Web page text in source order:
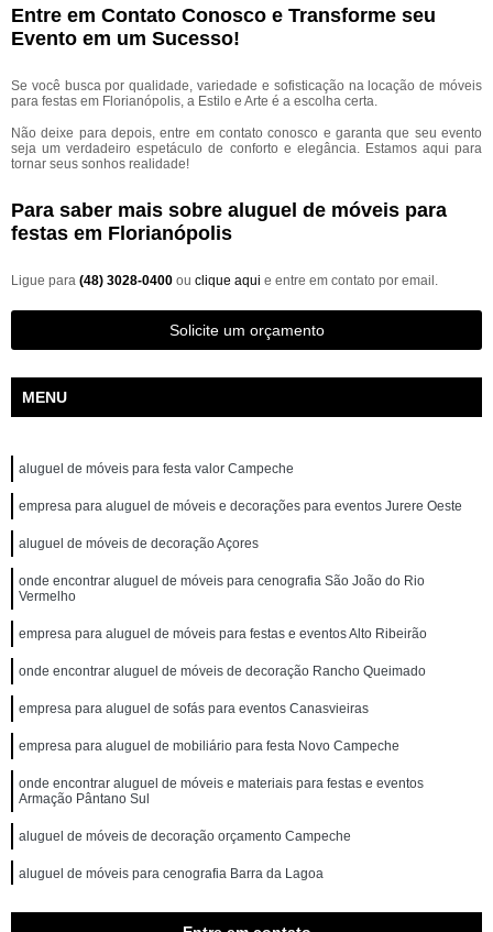
Entre em Contato Conosco e Transforme seu
Evento em um Sucesso!
Se você busca por qualidade, variedade e sofisticação na locação de móveis
para festas em Florianópolis, a Estilo e Arte é a escolha certa.
Não deixe para depois, entre em contato conosco e garanta que seu evento
seja um verdadeiro espetáculo de conforto e elegância. Estamos aqui para
tornar seus sonhos realidade!
Para saber mais sobre aluguel de móveis para
festas em Florianópolis
Ligue para (48) 3028-0400 ou clique aqui e entre em contato por email.
Solicite um orçamento
MENU
aluguel de móveis para festa valor Campeche
empresa para aluguel de móveis e decorações para eventos Jurere Oeste
aluguel de móveis de decoração Açores
onde encontrar aluguel de móveis para cenografia São João do Rio
Vermelho
empresa para aluguel de móveis para festas e eventos Alto Ribeirão
onde encontrar aluguel de móveis de decoração Rancho Queimado
empresa para aluguel de sofás para eventos Canasvieiras
empresa para aluguel de mobiliário para festa Novo Campeche
onde encontrar aluguel de móveis e materiais para festas e eventos
Armação Pântano Sul
aluguel de móveis de decoração orçamento Campeche
aluguel de móveis para cenografia Barra da Lagoa
aluguel de sofás para eventos Caiera